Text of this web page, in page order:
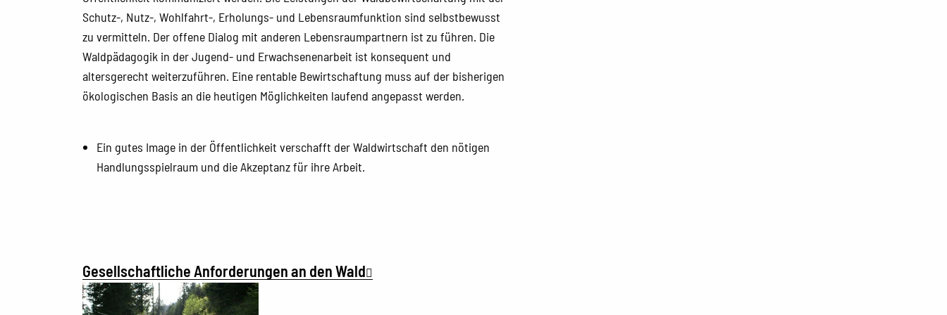
Schutz-, Nutz-, Wohlfahrt-, Erholungs- und Lebensraumfunktion sind selbstbewusst
zu vermitteln. Der offene Dialog mit anderen Lebensraumpartnern ist zu führen. Die
Waldpädagogik in der Jugend- und Erwachsenenarbeit ist konsequent und
altersgerecht weiterzuführen. Eine rentable Bewirtschaftung muss auf der bisherigen
ökologischen Basis an die heutigen Möglichkeiten laufend angepasst werden.
Ein gutes Image in der Öffentlichkeit verschafft der Waldwirtschaft den nötigen
Handlungsspielraum und die Akzeptanz für ihre Arbeit.
Gesellschaftliche Anforderungen an den Wald